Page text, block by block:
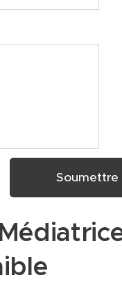
Soumettre